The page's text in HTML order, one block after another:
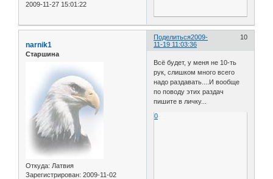
2009-11-27 15:01:22
Поделиться 10
2009-
11-19 11:03:36
narnik1
Старшина
Откуда: Латвия
Зарегистрирован: 2009-11-02
Всё будет, у меня не 10-ть
рук, слишком много всего
надо раздавать....И вообще
по поводу этих раздач
пишите в личку...
0